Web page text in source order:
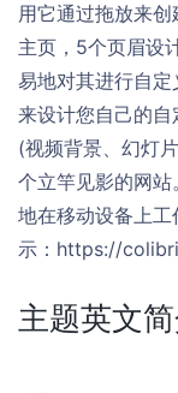
用它通过拖放来
主页，5个页眉设
易地对其进行自
来设计您自己的
(视频背景、幻灯
个立竿见影的网
地在移动设备上
示：https://
主题英文